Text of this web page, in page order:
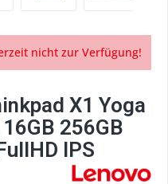
nicht zur Verfügung!
X1 Yoga
256GB
IPS